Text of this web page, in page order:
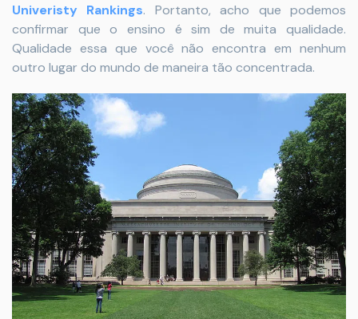
Univeristy Rankings. Portanto, acho que podemos
confirmar que o ensino é sim de muita qualidade.
Qualidade essa que você não encontra em nenhum
outro lugar do mundo de maneira tão concentrada.